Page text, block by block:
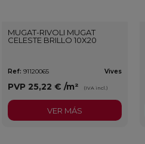
MUGAT-RIVOLI MUGAT
CELESTE BRILLO 10X20
Ref: 91120065 Vives
PVP 25,22 € /m² (IVA incl.)
VER MÁS